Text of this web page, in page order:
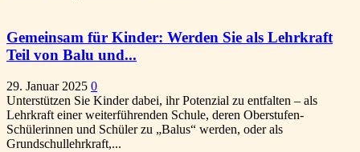
Gemeinsam für Kinder: Werden Sie als Lehrkraft
Teil von Balu und...
29. Januar 2025 0
Unterstützen Sie Kinder dabei, ihr Potenzial zu entfalten – als
Lehrkraft einer weiterführenden Schule, deren Oberstufen-
Schülerinnen und Schüler zu „Balus“ werden, oder als
Grundschullehrkraft,...